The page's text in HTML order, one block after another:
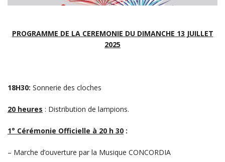
PROGRAMME DE LA CEREMONIE DU DIMANCHE 13 JUILLET
2025
18H30: Sonnerie des cloches
20 heures : Distribution de lampions.
1° Cérémonie Officielle à 20 h 30 :
– Marche d’ouverture par la Musique CONCORDIA